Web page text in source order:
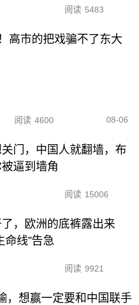
阅读 5483
高市的把戏骗不了东大
阅读 4600 08-06
关门，中国人就翻墙，布
逼到墙角
阅读 15006
，欧洲的底裤露出来
命线”告急
阅读 9921
，想赢一定要和中国联手